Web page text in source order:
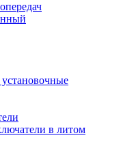
в литом